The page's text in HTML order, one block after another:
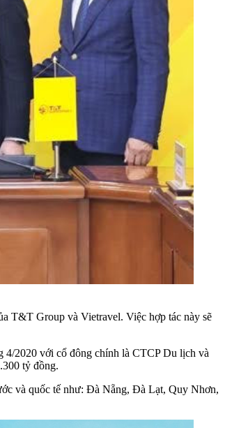
T&T Group và Vietravel. Việc hợp tác này sẽ
4/2020 với cổ đông chính là CTCP Du lịch và
tỷ đồng.
và quốc tế như: Đà Nẵng, Đà Lạt, Quy Nhơn,